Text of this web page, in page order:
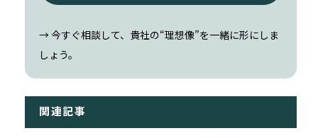
→ 今すぐ相談して、貴社の“理想像”を一緒に形にしま
しょう。
関連記事